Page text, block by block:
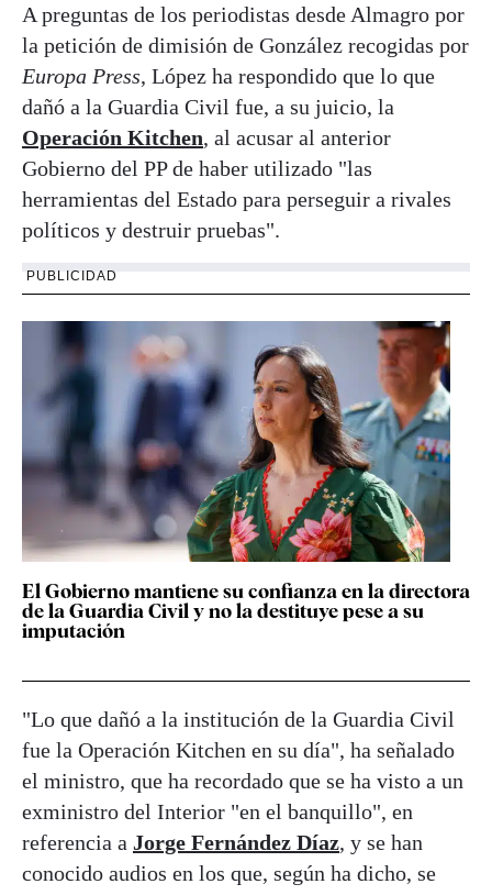
A preguntas de los periodistas desde Almagro por
la petición de dimisión de González recogidas por
Europa Press, López ha respondido que lo que
dañó a la Guardia Civil fue, a su juicio, la
Operación Kitchen, al acusar al anterior
Gobierno del PP de haber utilizado "las
herramientas del Estado para perseguir a rivales
políticos y destruir pruebas".
PUBLICIDAD
El Gobierno mantiene su confianza en la directora
de la Guardia Civil y no la destituye pese a su
imputación
"Lo que dañó a la institución de la Guardia Civil
fue la Operación Kitchen en su día", ha señalado
el ministro, que ha recordado que se ha visto a un
exministro del Interior "en el banquillo", en
referencia a Jorge Fernández Díaz, y se han
conocido audios en los que, según ha dicho, se